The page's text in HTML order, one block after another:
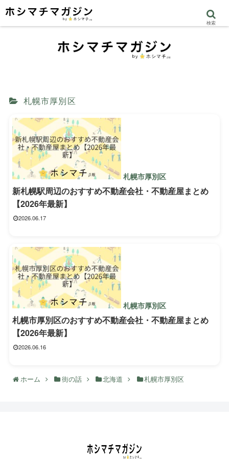
札幌市厚別区
札幌市厚別区
新札幌駅周辺のおすすめ不動産会社・不動産屋まとめ
【2026年最新】
2026.06.17
札幌市厚別区
札幌市厚別区のおすすめ不動産会社・不動産屋まとめ
【2026年最新】
2026.06.16
ホーム 街の話 北海道 札幌市厚別区
検索